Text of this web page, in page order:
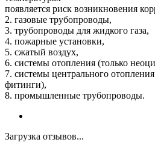
появляется риск возникновения
2. газовые трубопроводы,
3. трубопроводы для жидкого газа,
4. пожарные установки,
5. сжатый воздух,
6. системы отопления (только
7. системы центрального
фитинги),
8. промышленные трубопроводы.
Загрузка отзывов...